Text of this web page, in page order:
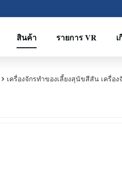
สินค้า รายการ VR
เครื่องจักรทําของเลี้ยงสุนัขสีสัน เครื่อ